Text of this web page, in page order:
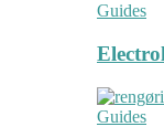
Guides
Guides